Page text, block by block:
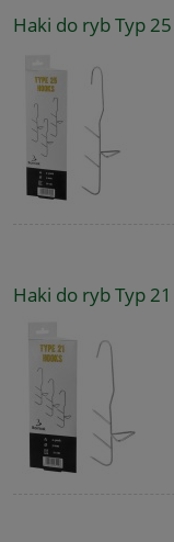
Haki do ryb Typ
Haki do ryb Typ